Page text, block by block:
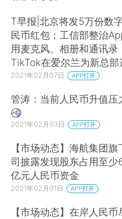
T早报|北京将发5万份数
民币红包；工信部整治
用麦克风、相册和通讯录
TikTok在爱尔兰为新总部
2021年02月07日 APP打开
管涛：当前人民币升值
2021年02月03日 APP打开
【市场动态】海航集团旗
司披露发现股东占用至少
亿元人民币资金
2021年02月01日 APP打开
【市场动态】在岸人民币